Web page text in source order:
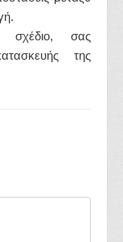
σχέδιο, σας
της